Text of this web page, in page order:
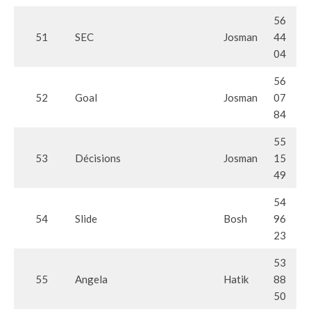
51 SEC Josman
56
44
04
52 Goal Josman
56
07
84
53 Décisions Josman
55
15
49
54 Slide Bosh
54
96
23
55 Angela Hatik
53
88
50